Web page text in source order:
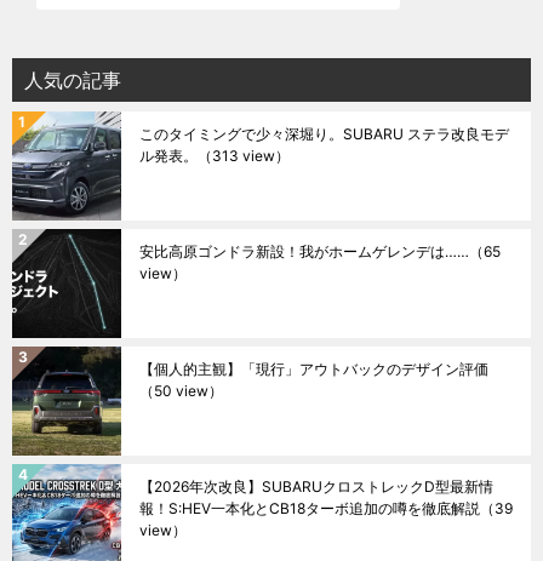
人気の記事
このタイミングで少々深堀り。SUBARU ステラ改良モデ
ル発表。
（313 view）
安比高原ゴンドラ新設！我がホームゲレンデは…… （65
view）
【個人的主観】「現行」アウトバックのデザイン評価
（50 view）
【2026年次改良】SUBARUクロストレックD型最新情
報！S:HEV一本化とCB18ターボ追加の噂を徹底解説 （39
view）